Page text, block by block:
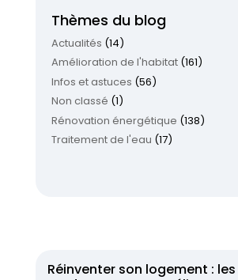
Thèmes du blog
Actualités (14)
Amélioration de l'habitat(161)
Infos et astuces (56)
Non classé (1)
Rénovation énergétique (138)
Traitement de l'eau (17)
Réinventer son logement :